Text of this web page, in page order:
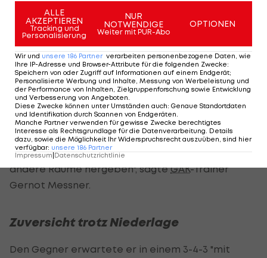
der Vizemeister, von der Herangehensweise
ändern sie aber nichts. "Unser Still soll immer
gleich sein.
Also, dass wir mutig im Ballbesitz sind und dass wir
schon ab einer gewissen Höhe attackieren, was
gegen Salzburg natürlich nicht 90 Minuten
gelungen ist.
Ich glaube schon, dass man gegen die WSG schon
mehr unser Spiel am Platz sieht, vor allem weil sie
andere Räume hergeben", sagteGAK-Trainer
Gernot Messner.
Zuversicht trotz Niederlage
Den Gegner erwartete er in einem 3-4-3 "mit
ALLE
AKZEPTIEREN
Tracking und
Personalisierung
NUR
NOTWENDIGE
Weiter mit PUR-Abo
OPTIONEN
Wir und unsere 186 Partner verarbeiten personenbezogene Daten, wie
Ihre IP-Adresse und Browser-Attribute für die folgenden Zwecke:
Speichern von oder Zugriff auf Informationen auf einem Endgerät;
Personalisierte Werbung und Inhalte, Messung von Werbeleistung und
der Performance von Inhalten, Zielgruppenforschung sowie Entwicklung
und Verbesserung von Angeboten.
Diese Zwecke können unter Umständen auch: Genaue Standortdaten
und Identifikation durch Scannen von Endgeräten.
Manche Partner verwenden für gewisse Zwecke berechtigtes
Interesse als Rechtsgrundlage für die Datenverarbeitung. Details
dazu, sowie die Möglichkeit Ihr Widerspruchsrecht auszuüben, sind hier
verfügbar: unsere 186 Partner
Impressum Datenschutzrichtlinie